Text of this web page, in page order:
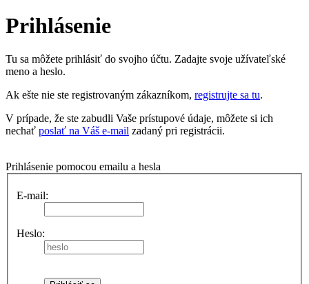
Prihlásenie
Tu sa môžete prihlásiť do svojho účtu. Zadajte svoje užívateľské
meno a heslo.
Ak ešte nie ste registrovaným zákazníkom, registrujte sa tu.
V prípade, že ste zabudli Vaše prístupové údaje, môžete si ich
nechať poslať na Váš e-mail zadaný pri registrácii.
Prihlásenie pomocou emailu a hesla
E-mail:
Heslo: